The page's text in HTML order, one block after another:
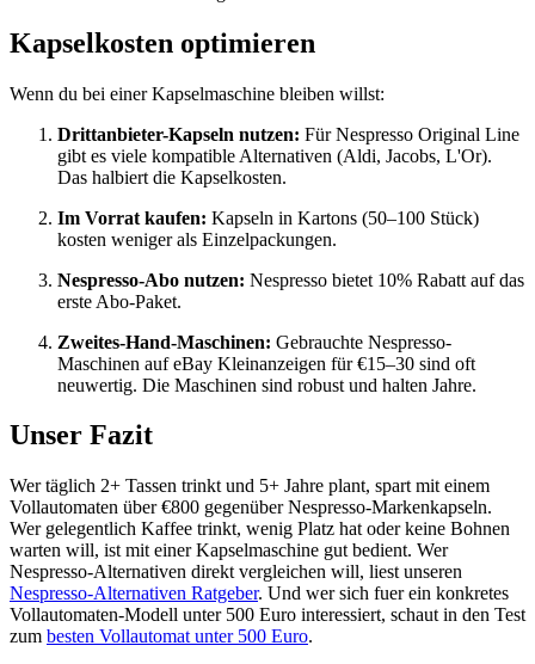
Kapselkosten optimieren
Wenn du bei einer Kapselmaschine bleiben willst:
Drittanbieter-Kapseln nutzen: Für Nespresso Original Line
gibt es viele kompatible Alternativen (Aldi, Jacobs, L'Or).
Das halbiert die Kapselkosten.
Im Vorrat kaufen: Kapseln in Kartons (50–100 Stück)
kosten weniger als Einzelpackungen.
Nespresso-Abo nutzen: Nespresso bietet 10% Rabatt auf das
erste Abo-Paket.
Zweites-Hand-Maschinen: Gebrauchte Nespresso-
Maschinen auf eBay Kleinanzeigen für €15–30 sind oft
neuwertig. Die Maschinen sind robust und halten Jahre.
Unser Fazit
Wer täglich 2+ Tassen trinkt und 5+ Jahre plant, spart mit einem
Vollautomaten über €800 gegenüber Nespresso-Markenkapseln.
Wer gelegentlich Kaffee trinkt, wenig Platz hat oder keine Bohnen
warten will, ist mit einer Kapselmaschine gut bedient. Wer
Nespresso-Alternativen direkt vergleichen will, liest unseren
Nespresso-Alternativen Ratgeber. Und wer sich fuer ein konkretes
Vollautomaten-Modell unter 500 Euro interessiert, schaut in den Test
zum besten Vollautomat unter 500 Euro.